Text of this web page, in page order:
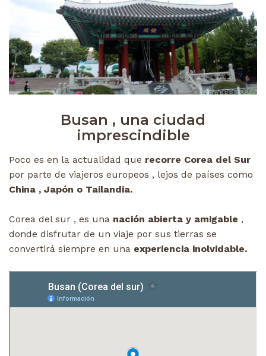
Busan , una ciudad
imprescindible
Poco es en la actualidad que recorre Corea del Sur
por parte de viajeros europeos , lejos de países como
China , Japón o Tailandia.
Corea del sur , es una nación abierta y amigable ,
donde disfrutar de un viaje por sus tierras se
convertirá siempre en una experiencia inolvidable.